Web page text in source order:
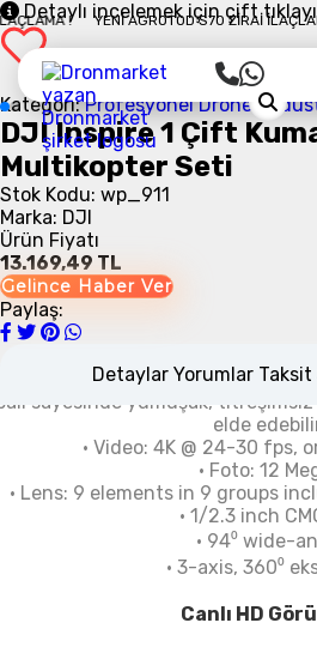
DAKIKADA 50 DÖNÜM İLAÇLAMA ! YENI
Sepet
Sepet Detayı
Detaylı incelemek için çift
Kategori:Profesyonel Drone
DJI Inspire 1 Çift
Multikopter Seti
Stok Kodu: wp_911
Marka: DJI
Ürün Fiyatı
13.169,49 TL
Gelince Haber Ver
Paylaş:
Detaylar Yorumlar Taksit
Aerdinamik
Karbon fiber kollar yardımı ile DJI
Bu sayede kamera
engelle karşılaşmadan 360
bağımlılığınız ortadan
mümkün.
Gövdenin
iyi kontrol imkanı sunmaktadır.
kullanmanız
kamera stabilizasyonu
sayesinde yumuşak,
elde
• Video: 4K @ 24-30 fps,
• Foto: 12
• Lens: 9 elements in 9 groups
• 1/2.3 inch
• 94⁰ wide-
• 3-axis, 360⁰
Canlı HD